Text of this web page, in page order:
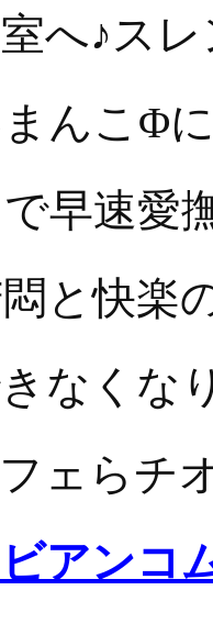
へ♪ス
んこΦ
早速愛
と快楽
なくな
ェらチ
アンコ